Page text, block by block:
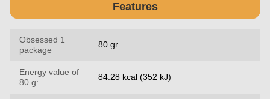
Features
Obsessed 1
package
80 gr
Energy value of
80 g:
84.28 kcal (352 kJ)